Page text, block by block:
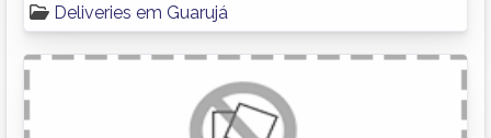
Deliveries em Guarujá